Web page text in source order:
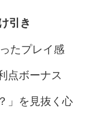
引き
たプレイ感
点ボーナス
」を見抜く心